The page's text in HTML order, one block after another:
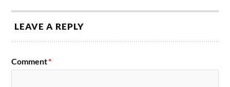
LEAVE A REPLY
Comment*